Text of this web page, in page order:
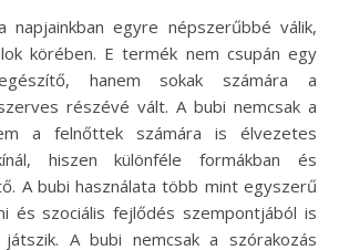
körében. E termék nem csupán egy
hanem sokak számára a
részévé vált. A bubi nemcsak a
a felnőttek számára is élvezetes
hiszen különféle formákban és
A bubi használata több mint egyszerű
és szociális fejlődés szempontjából is
A bubi nemcsak a szórakozás